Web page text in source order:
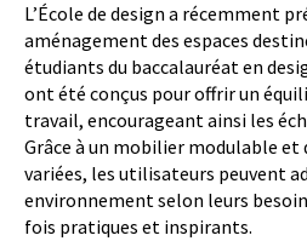
L’École de design a récemment
aménagement des espaces
étudiants du baccalauréat en
ont été conçus pour offrir un
travail, encourageant ainsi les
Grâce à un mobilier modulable
variées, les utilisateurs peuvent
environnement selon leurs
fois pratiques et inspirants.